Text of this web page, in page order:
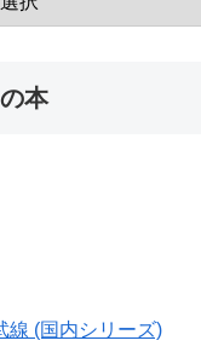
本
線 (国内シリーズ)